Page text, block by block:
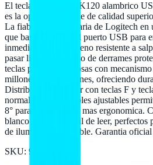
El teclado Logitech K120 alambrico
es la opcion confiable de calidad
La fiabilidad legendaria de Logitech en
que basta conectar al puerto USB para
inmediatamente. Diseno resistente a
pasar liquidos en caso de derrames
teclas planas silenciosas con
millones de pulsaciones, ofreciendo
Distribucion estandar con teclas F y
normal. Patas plegables ajustables
8° para una posicion mas ergonomica.
blanco luminoso facil de leer, perfectos
de iluminacion variable. Garantia oficial
SKU: 920-004422